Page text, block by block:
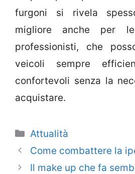
furgoni si rivela
migliore anche per
professionisti, che
veicoli sempre
confortevoli senza la
acquistare.
Categorie
Attualità
Come combattere la
Il make up che fa